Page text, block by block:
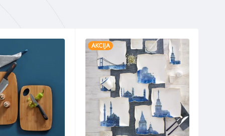
AKCIJA